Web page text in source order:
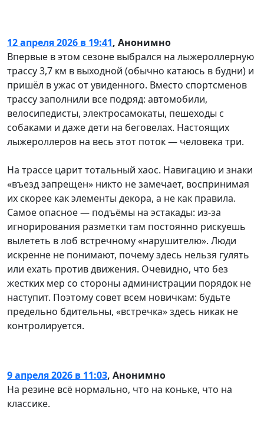
12 апреля 2026 в 19:41, Анонимно
Впервые в этом сезоне выбрался на лыжероллерную
трассу 3,7 км в выходной (обычно катаюсь в будни) и
пришёл в ужас от увиденного. Вместо спортсменов
трассу заполнили все подряд: автомобили,
велосипедисты, электросамокаты, пешеходы с
собаками и даже дети на беговелах. Настоящих
лыжероллеров на весь этот поток — человека три.
На трассе царит тотальный хаос. Навигацию и знаки
«въезд запрещен» никто не замечает, воспринимая
их скорее как элементы декора, а не как правила.
Самое опасное — подъёмы на эстакады: из-за
игнорирования разметки там постоянно рискуешь
вылететь в лоб встречному «нарушителю». Люди
искренне не понимают, почему здесь нельзя гулять
или ехать против движения. Очевидно, что без
жестких мер со стороны администрации порядок не
наступит. Поэтому совет всем новичкам: будьте
предельно бдительны, «встречка» здесь никак не
контролируется.
9 апреля 2026 в 11:03, Анонимно
На резине всё нормально, что на коньке, что на
классике.